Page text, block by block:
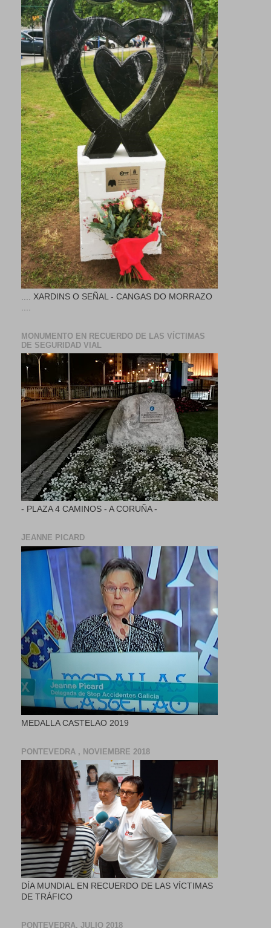
.... XARDINS O SEÑAL - CANGAS DO MORRAZO
MONUMENTO EN RECUERDO DE LAS VÍCTIMAS
DE SEGURIDAD VIAL
- PLAZA 4 CAMINOS - A CORUÑA -
JEANNE PICARD
MEDALLA CASTELAO 2019
PONTEVEDRA , NOVIEMBRE 2018
DÍA MUNDIAL EN RECUERDO DE LAS VÍCTIMAS
DE TRÁFICO
PONTEVEDRA, JULIO 2018